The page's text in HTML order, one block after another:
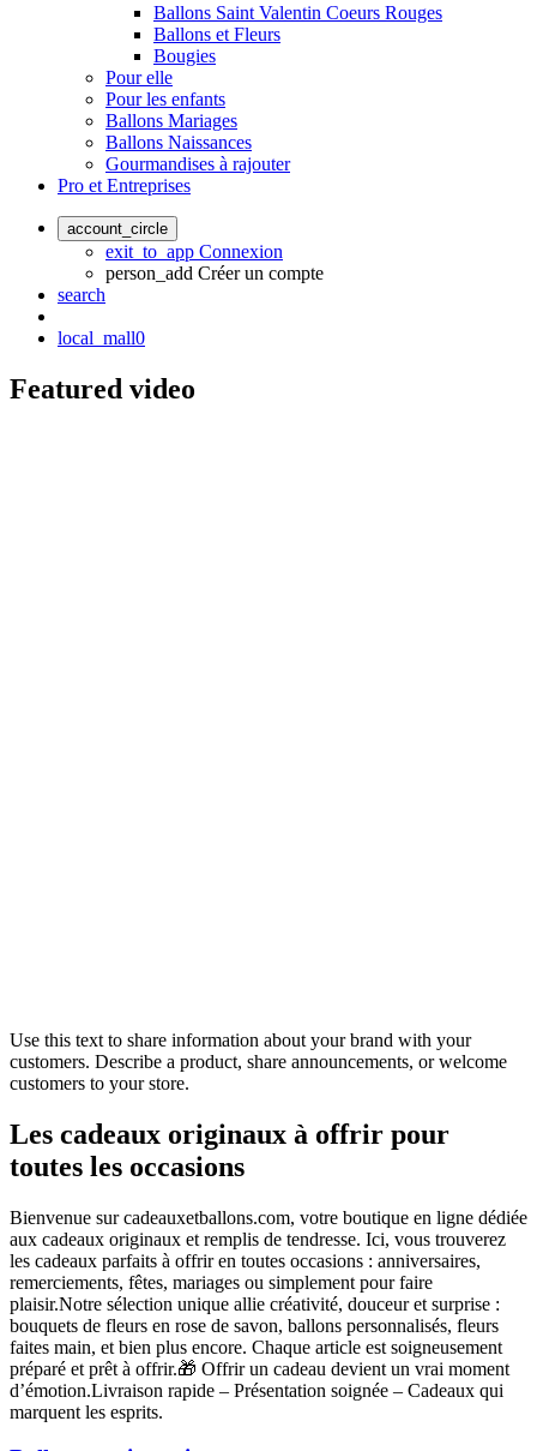
Ballons Saint Valentin Coeurs Rouges
Ballons et Fleurs
Bougies
Pour elle
Pour les enfants
Ballons Mariages
Ballons Naissances
Gourmandises à rajouter
Pro et Entreprises
account_circle
exit_to_app Connexion
person_add Créer un compte
search
local_mall0
Featured video
Use this text to share information about your brand with your
customers. Describe a product, share announcements, or welcome
customers to your store.
Les cadeaux originaux à offrir pour
toutes les occasions
Bienvenue sur cadeauxetballons.com, votre boutique en ligne dédiée
aux cadeaux originaux et remplis de tendresse. Ici, vous trouverez
les cadeaux parfaits à offrir en toutes occasions : anniversaires,
remerciements, fêtes, mariages ou simplement pour faire
plaisir.Notre sélection unique allie créativité, douceur et surprise :
bouquets de fleurs en rose de savon, ballons personnalisés, fleurs
faites main, et bien plus encore. Chaque article est soigneusement
préparé et prêt à offrir.🎁 Offrir un cadeau devient un vrai moment
d’émotion.Livraison rapide – Présentation soignée – Cadeaux qui
marquent les esprits.